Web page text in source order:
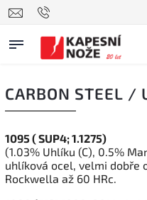
CARBON STEEL /
1095 ( SUP4; 1.1275)
(1.03% Uhlíku (C), 0.5%
uhlíková ocel, velmi dobře
Rockwella až 60 HRc.